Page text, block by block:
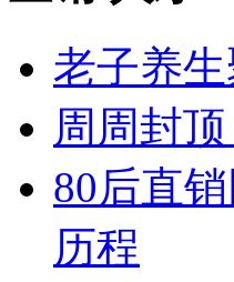
老子养
周周封顶
80后直
历程